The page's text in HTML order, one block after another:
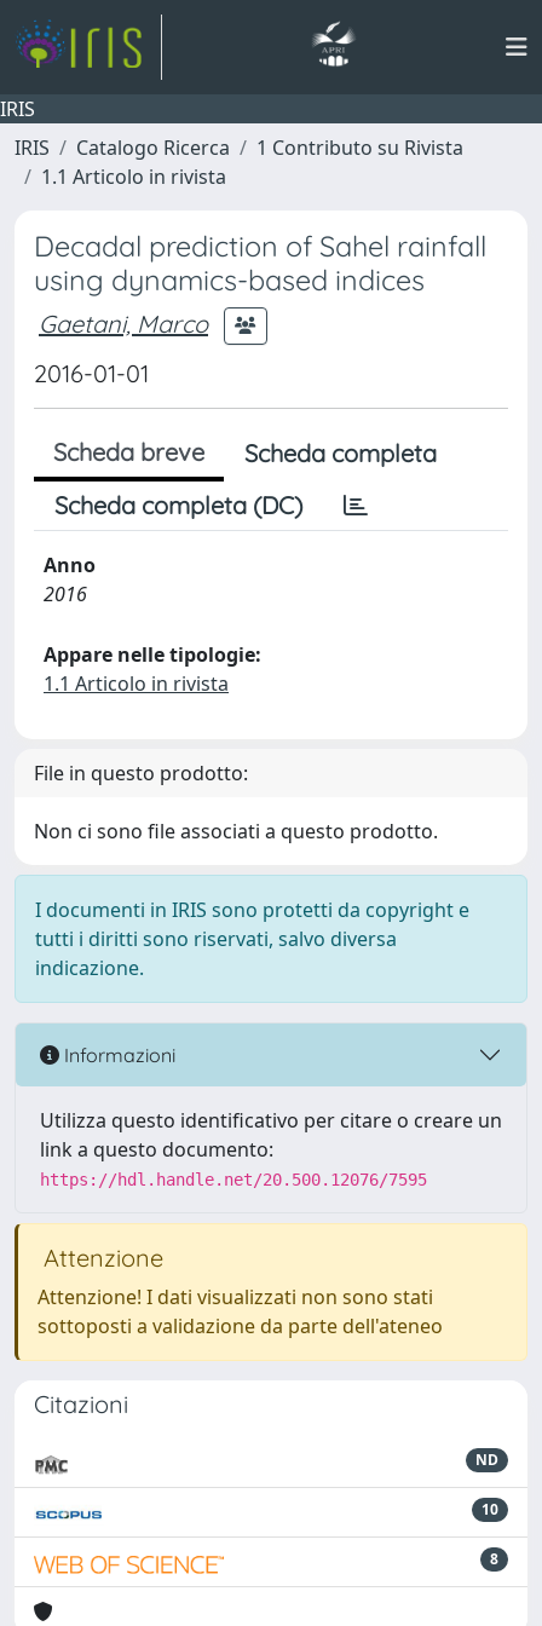
IRIS
IRIS
Catalogo Ricerca
1 Contributo su Rivista
1.1 Articolo in rivista
Decadal prediction of Sahel rainfall
using dynamics-based indices
Gaetani, Marco
2016-01-01
Scheda breve
Scheda completa
Scheda completa (DC)
Anno
2016
Appare nelle tipologie:
1.1 Articolo in rivista
File in questo prodotto:
Non ci sono file associati a questo prodotto.
I documenti in IRIS sono protetti da copyright e
tutti i diritti sono riservati, salvo diversa
indicazione.
Informazioni
Utilizza questo identificativo per citare o creare un
link a questo documento:
https://hdl.handle.net/20.500.12076/7595
Attenzione
Attenzione! I dati visualizzati non sono stati
sottoposti a validazione da parte dell'ateneo
Citazioni
ND
10
8